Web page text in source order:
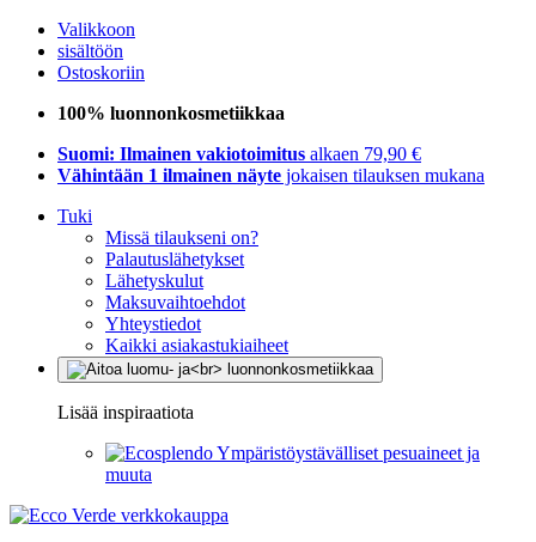
Valikkoon
sisältöön
Ostoskoriin
100% luonnonkosmetiikkaa
Suomi: Ilmainen vakiotoimitus alkaen 79,90 €
Vähintään 1 ilmainen näyte jokaisen tilauksen mukana
Tuki
Missä tilaukseni on?
Palautuslähetykset
Lähetyskulut
Maksuvaihtoehdot
Yhteystiedot
Kaikki asiakastukiaiheet
Lisää inspiraatiota
Ympäristöystävälliset pesuaineet ja
muuta